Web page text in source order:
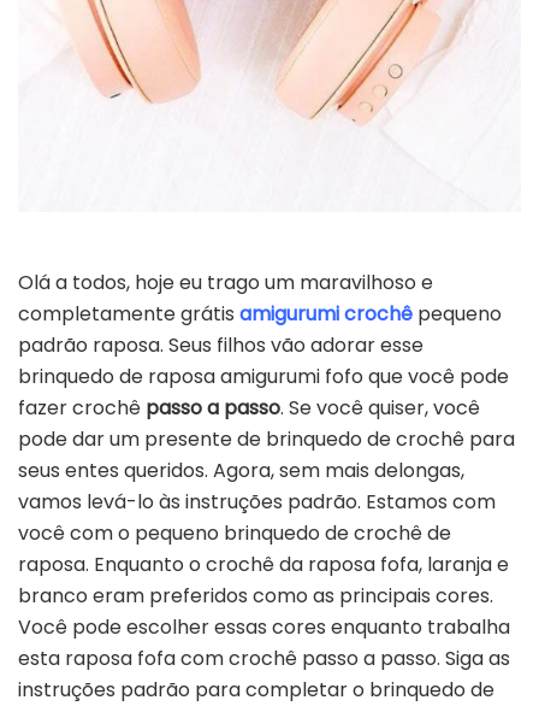
Olá a todos, hoje eu trago um maravilhoso e
completamente grátis amigurumi crochê pequeno
padrão raposa. Seus filhos vão adorar esse
brinquedo de raposa amigurumi fofo que você pode
fazer crochê passo a passo. Se você quiser, você
pode dar um presente de brinquedo de crochê para
seus entes queridos. Agora, sem mais delongas,
vamos levá-lo às instruções padrão. Estamos com
você com o pequeno brinquedo de crochê de
raposa. Enquanto o crochê da raposa fofa, laranja e
branco eram preferidos como as principais cores.
Você pode escolher essas cores enquanto trabalha
esta raposa fofa com crochê passo a passo. Siga as
instruções padrão para completar o brinquedo de